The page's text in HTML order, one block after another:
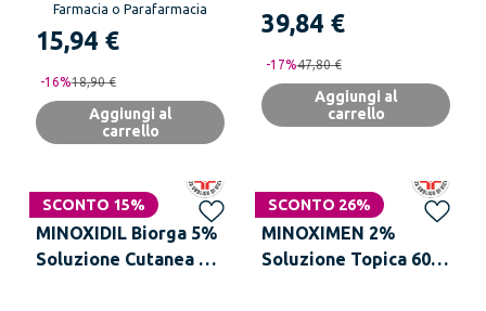
Farmacia o Parafarmacia
15,94 €
-16%18,90 €
Aggiungi al
carrello
39,84 €
-17%47,80 €
Aggiungi al
carrello
SCONTO 15%
MINOXIDIL Biorga 5%
Soluzione Cutanea 1
SCONTO 26%
MINOXIMEN 2%
Soluzione Topica 60